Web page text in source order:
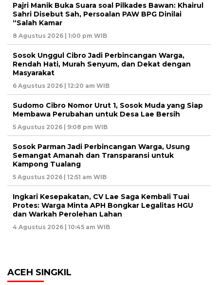
Pajri Manik Buka Suara soal Pilkades Bawan: Khairul
Sahri Disebut Sah, Persoalan PAW BPG Dinilai
“Salah Kamar
8 Agustus 2026 | 1:00 pm WIB
Sosok Unggul Cibro Jadi Perbincangan Warga,
Rendah Hati, Murah Senyum, dan Dekat dengan
Masyarakat
6 Agustus 2026 | 12:20 am WIB
Sudomo Cibro Nomor Urut 1, Sosok Muda yang Siap
Membawa Perubahan untuk Desa Lae Bersih
5 Agustus 2026 | 9:08 pm WIB
Sosok Parman Jadi Perbincangan Warga, Usung
Semangat Amanah dan Transparansi untuk
Kampong Tualang
5 Agustus 2026 | 12:51 am WIB
Ingkari Kesepakatan, CV Lae Saga Kembali Tuai
Protes: Warga Minta APH Bongkar Legalitas HGU
dan Warkah Perolehan Lahan
4 Agustus 2026 | 10:45 am WIB
ACEH SINGKIL